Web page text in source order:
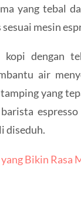
yang tebal
mesin
dengan
air
yang
diseduh.
Bikin Rasa